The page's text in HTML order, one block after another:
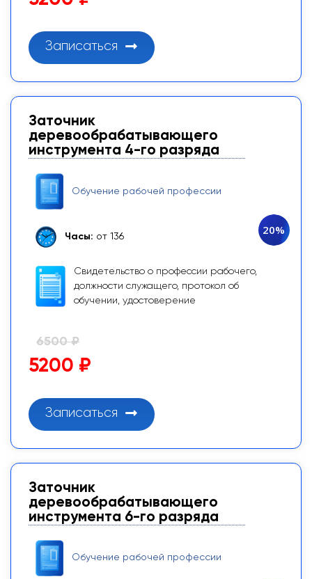
Записаться
Заточник
деревообрабатывающего
инструмента 4-го разряда
Обучение рабочей профессии
Часы: от 136
Свидетельство о профессии рабочего,
должности служащего, протокол об
обучении, удостоверение
20%
6500 ₽
5200 ₽
Записаться
Заточник
деревообрабатывающего
инструмента 6-го разряда
Обучение рабочей профессии